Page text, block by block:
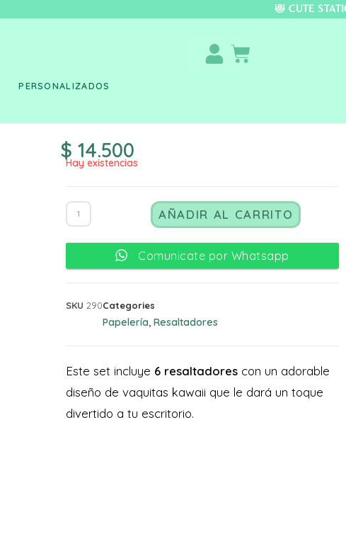
COLOMBIA 🚚 📦 😻
PERSONALIZADOS
$ 14.500
Hay existencias
AÑADIR AL CARRITO
Comunicate por Whatsapp
SKU 290Categories
Papelería Resaltadores
Este set incluye 6 resaltadorescon un adorable
diseño de vaquitas kawaii que le dará un toque
divertido a tu escritorio.